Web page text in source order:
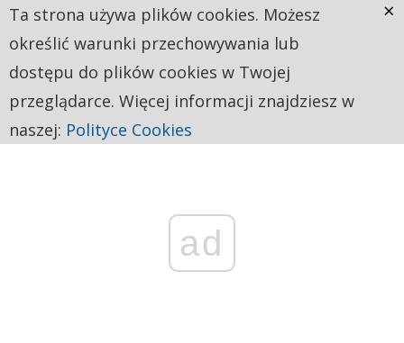
ad
Ta strona używa plików cookies. Możesz
określić warunki przechowywania lub
dostępu do plików cookies w Twojej
przeglądarce. Więcej informacji znajdziesz w
naszej: Polityce Cookies
×